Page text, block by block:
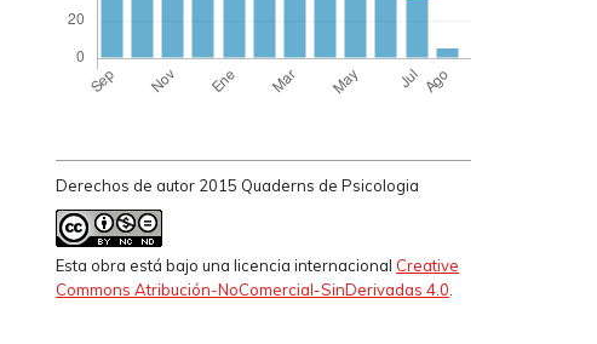
Derechos de autor 2015 Quaderns de Psicologia
Esta obra está bajo una licencia internacional Creative
Commons Atribución-NoComercial-SinDerivadas 4.0